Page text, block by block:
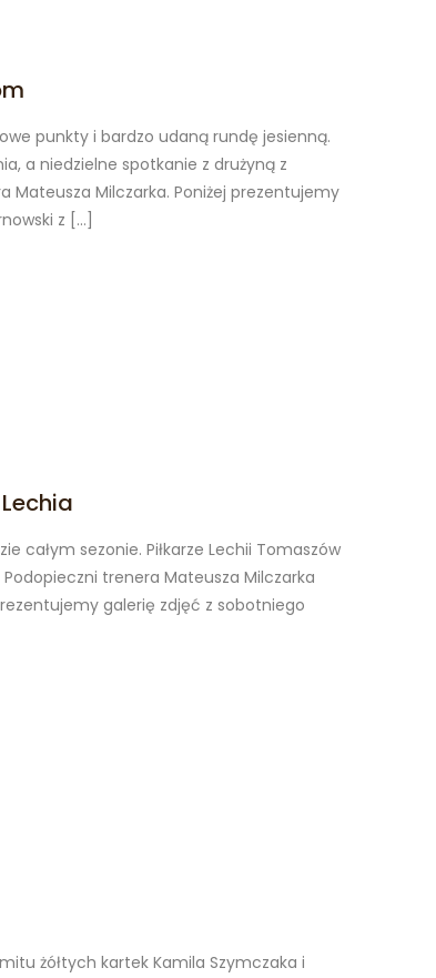
punkty i bardzo udaną rundę jesienną.
a niedzielne spotkanie z drużyną z
Milczarka. Poniżej prezentujemy
z […]
całym sezonie. Piłkarze Lechii Tomaszów
Podopieczni trenera Mateusza Milczarka
galerię zdjęć z sobotniego
żółtych kartek Kamila Szymczaka i